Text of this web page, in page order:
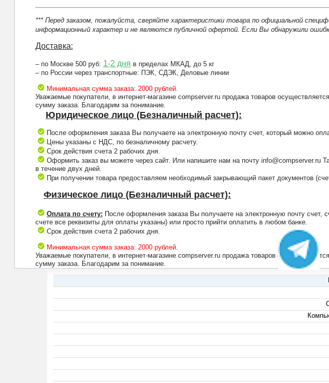
*** Перед заказом, пожалуйста, сверяйте характеристики товара по официальной
информационный характер и не являются публичной офертой. Если Вы обнаружили
Доставка:
– по Москве 500 руб: 1-2 дня в пределах МКАД, до 5 кг
– по России через транспортные: ПЭК, СДЭК, Деловые линии
Минимальная сумма заказа: 2000 рублей.
Уважаемые покупатели, в интернет-магазине compserver.ru продажа товаров
сумму заказа. Благодарим за понимание.
Юридическое лицо (Безналичный расчет):
После оформления заказа Вы получаете на электронную почту счет, который можно
Цены указаны с НДС, по безналичному расчету.
Срок действия счета 2 рабочих дня.
Оформить заказ вы можете через сайт. Или напишите нам на почту info@compserver.ru
в течение двух дней.
При получении товара предоставляем необходимый закрывающий пакет документов
Физическое лицо (Безналичный расчет):
Оплата по счету: После оформления заказа Вы получаете на электронную почту счет,
счете все реквизиты для оплаты указаны) или просто прийти оплатить в любом банке.
Срок действия счета 2 рабочих дня.
Минимальная сумма заказа: 2000 рублей.
Уважаемые покупатели, в интернет-магазине compserver.ru продажа товаров
сумму заказа. Благодарим за понимание.